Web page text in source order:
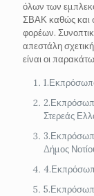
όλων των
ΣΒΑΚ καθώς και
φορέων.
απεστάλη
είναι οι
Στερεάς
Δήμος